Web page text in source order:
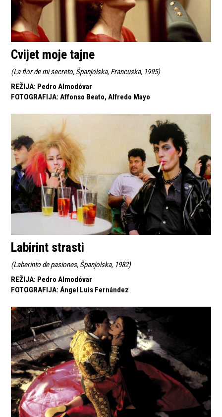
Cvijet moje tajne
(La flor de mi secreto, Španjolska, Francuska, 1995)
REŽIJA: Pedro Almodóvar
FOTOGRAFIJA: Affonso Beato, Alfredo Mayo
Labirint strasti
(Laberinto de pasiones, Španjolska, 1982)
REŽIJA: Pedro Almodóvar
FOTOGRAFIJA: Ángel Luis Fernández